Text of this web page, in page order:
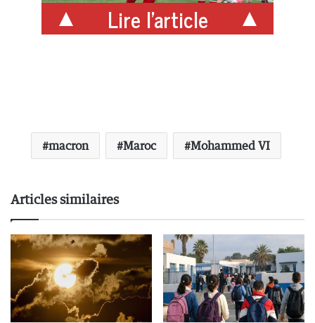
Lire l'article
macron Maroc Mohammed VI
Articles similaires